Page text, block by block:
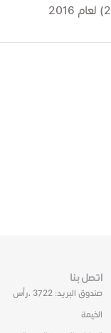
اتصل بنا
صندوق البريد: 3722 ،رأس
الخيمة